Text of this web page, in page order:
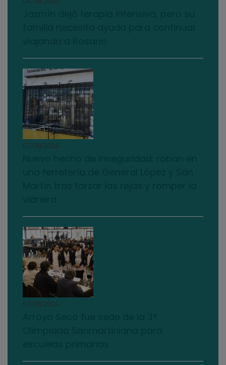
07/08/2026
07/08/2026